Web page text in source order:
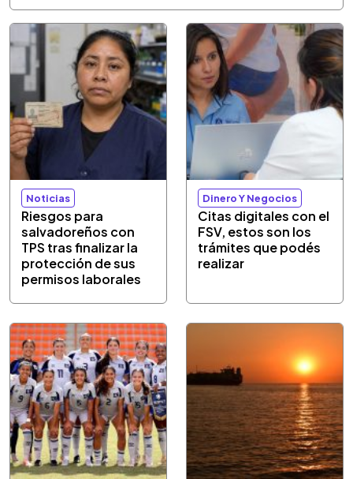
Noticias
Riesgos para
salvadoreños con
TPS tras finalizar la
protección de sus
permisos laborales
Dinero Y Negocios
Citas digitales con el
FSV, estos son los
trámites que podés
realizar